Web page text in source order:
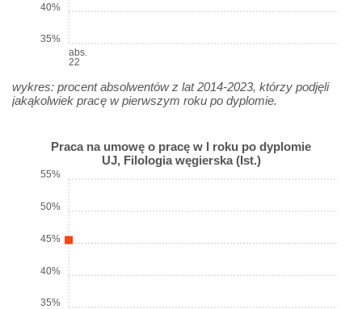
abs.
22
35%
40%
wykres: procent absolwentów z lat 2014-2023, którzy podjęli
jakąkolwiek pracę w pierwszym roku po dyplomie.
Praca na umowę o pracę w I roku po dyplomie
UJ, Filologia węgierska (Ist.)
35%
40%
45%
50%
55%